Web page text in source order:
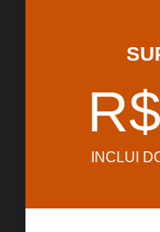
INCLUI